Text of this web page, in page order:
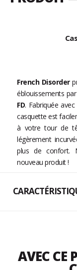
French Disorder
éblouissements
FD. Fabriquée
casquette est
à votre tour de
légèrement
plus de confort.
nouveau produit !
AVEC CE